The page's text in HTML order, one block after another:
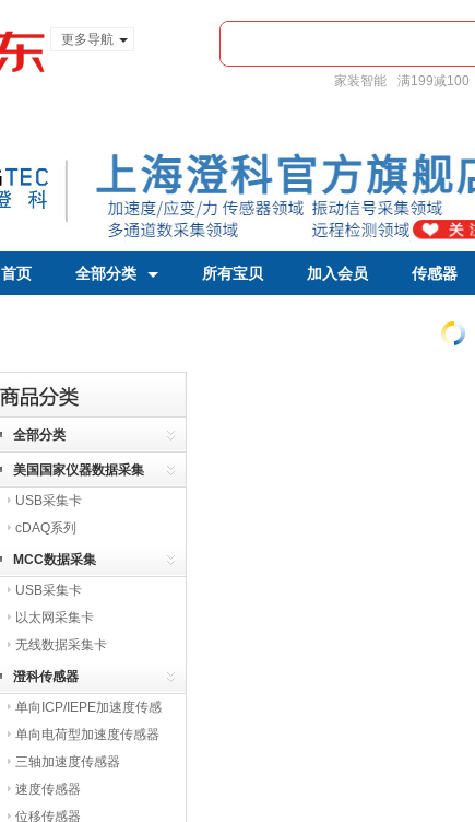
更多导航
家装智能 满199减100
首页 全部分类 所有宝贝 加入会员 传感器
全部分类
美国国家仪器数据采集
USB采集卡
cDAQ系列
MCC数据采集
USB采集卡
以太网采集卡
无线数据采集卡
澄科传感器
单向ICP/IEPE加速度传感
器单向电荷型加速度传感器
三轴加速度传感器
速度传感器
位移传感器